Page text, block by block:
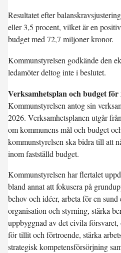
Resultatet efter
eller 3,5 procent, vilket är en
budget med 72,7 miljoner kronor.
Kommunstyrelsen godkände den
ledamöter deltog inte i beslutet.
Verksamhetsplan och budget för
Kommunstyrelsen antog sin
2026. Verksamhetsplanen utgår
om kommunens mål och budget
kommunstyrelsen ska bidra till att
inom fastställd budget.
Kommunstyrelsen har flertalet
bland annat att fokusera på
behov och idéer, arbeta för en
organisation och styrning, stärka
uppbyggnad av det civila försvaret,
för tillit och förtroende, stärka
strategisk kompetensförsörjning